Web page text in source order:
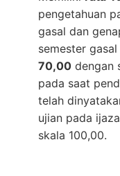
pengetahuan
gasal dan
semester gasal
70,00 dengan
pada saat
telah
ujian pada
skala 100,00.